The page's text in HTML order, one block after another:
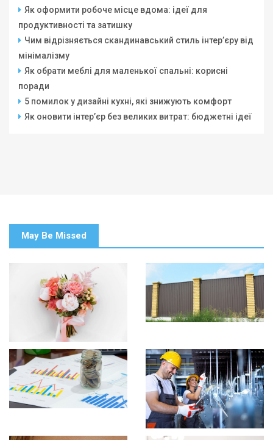
Як оформити робоче місце вдома: ідеї для
продуктивності та затишку
Чим відрізняється скандинавський стиль інтер’єру від
мінімалізму
Як обрати меблі для маленької спальні: корисні
поради
5 помилок у дизайні кухні, які знижують комфорт
Як оновити інтер’єр без великих витрат: бюджетні ідеї
May Be Missed